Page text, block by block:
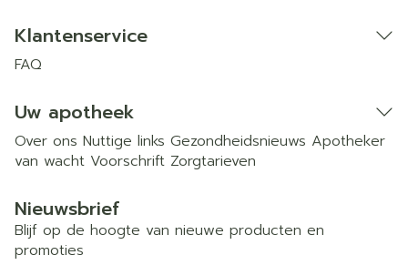
Klantenservice
FAQ
Uw apotheek
Over ons Nuttige links Gezondheidsnieuws Apotheker
van wacht Voorschrift Zorgtarieven
Nieuwsbrief
Blijf op de hoogte van nieuwe producten en
promoties